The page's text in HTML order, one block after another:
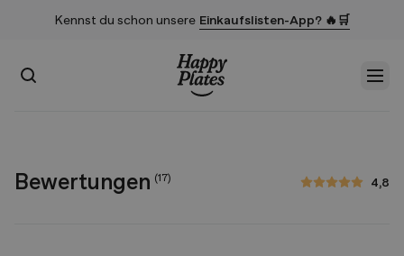
Kennst du schon unsere Einkaufslisten-App? 🔥🛒
Suchen
Bewertungen (17) 4,8
4,8 von 5 Sternen